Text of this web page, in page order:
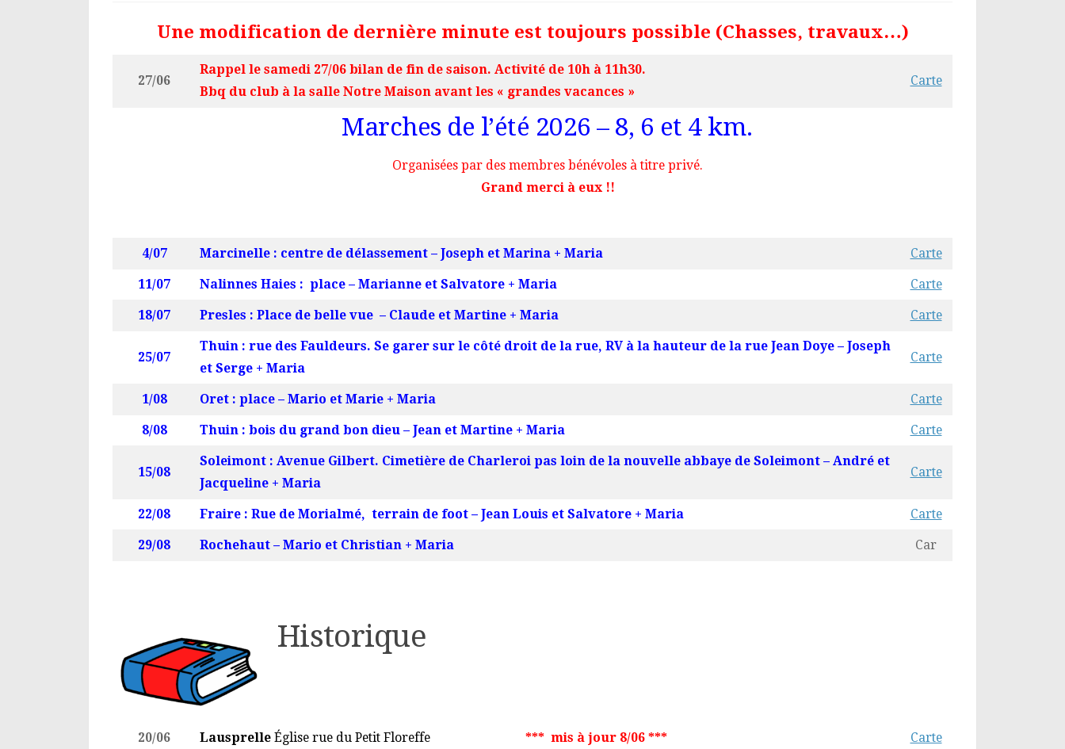
Une modification de dernière minute est toujours possible (Chasses, travaux…)
27/06
Rappel le samedi 27/06 bilan de fin de saison. Activité de 10h à 11h30.
Bbq du club à la salle Notre Maison avant les « grandes vacances »
Carte
Marches de l’été 2026 – 8, 6 et 4 km.
Organisées par des membres bénévoles à titre privé.
Grand merci à eux !!
4/07 Marcinelle : centre de délassement – Joseph et Marina + Maria Carte
11/07 Nalinnes Haies : place – Marianne et Salvatore + Maria Carte
18/07 Presles : Place de belle vue – Claude et Martine + Maria Carte
25/07
Thuin : rue des Fauldeurs. Se garer sur le côté droit de la rue, RV à la hauteur de la rue Jean Doye – Joseph
et Serge + Maria
Carte
1/08 Oret : place – Mario et Marie + Maria Carte
8/08 Thuin : bois du grand bon dieu – Jean et Martine + Maria Carte
15/08
Soleimont : Avenue Gilbert. Cimetière de Charleroi pas loin de la nouvelle abbaye de Soleimont – André et
Jacqueline + Maria
Carte
22/08 Fraire : Rue de Morialmé, terrain de foot – Jean Louis et Salvatore + Maria Carte
29/08 Rochehaut – Mario et Christian + Maria Car
Historique
20/06 Lausprelle Église rue du Petit Floreffe *** mis à jour 8/06 *** Carte